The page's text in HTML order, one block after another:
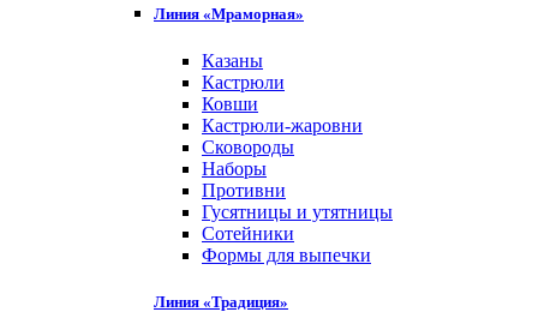
Линия «Мраморная»
Казаны
Кастрюли
Ковши
Кастрюли-жаровни
Сковороды
Наборы
Противни
Гусятницы и утятницы
Сотейники
Формы для выпечки
Линия «Традиция»